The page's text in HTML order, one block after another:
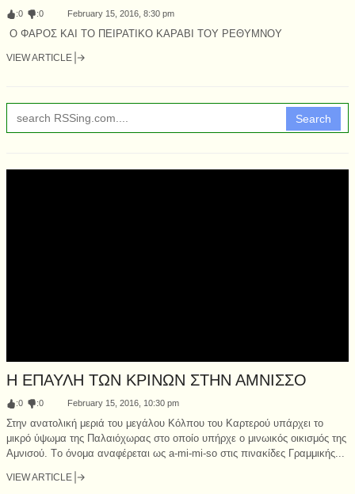
:0 :0 February 15, 2016, 8:30 pm
Ο ΦΑΡΟΣ ΚΑΙ ΤΟ ΠΕΙΡΑΤΙΚΟ ΚΑΡΑΒΙ ΤΟΥ ΡΕΘΥΜΝΟΥ
VIEW ARTICLE
Search
Η ΕΠΑΥΛΗ ΤΩΝ ΚΡΙΝΩΝ ΣΤΗΝ ΑΜΝΙΣΣΟ
:0 :0 February 15, 2016, 10:30 pm
Στην ανατολική μεριά του μεγάλου Κόλπου του Καρτερού υπάρχει το
μικρό ύψωμα της Παλαιόχωρας στο οποίο υπήρχε ο μινωικός οικισμός της
Αμνισού. Tο όνομα αναφέρεται ως a-mi-mi-so στις πινακίδες Γραμμικής...
VIEW ARTICLE